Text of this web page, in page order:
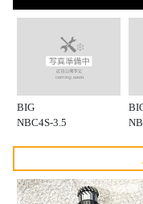
BIG
NBC4S-3.5